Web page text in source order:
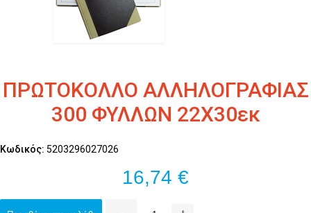
ΠΡΩΤΟΚΟΛΛΟ ΑΛΛΗΛΟΓΡΑΦΙΑΣ
300 ΦΥΛΛΩΝ 22Χ30εκ
Κωδικός: 5203296027026
16,74 €